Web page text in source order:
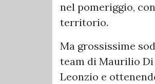
nel pomeriggio,
territorio.
Ma grossissime
team di Maurilio Di
Leonzio e